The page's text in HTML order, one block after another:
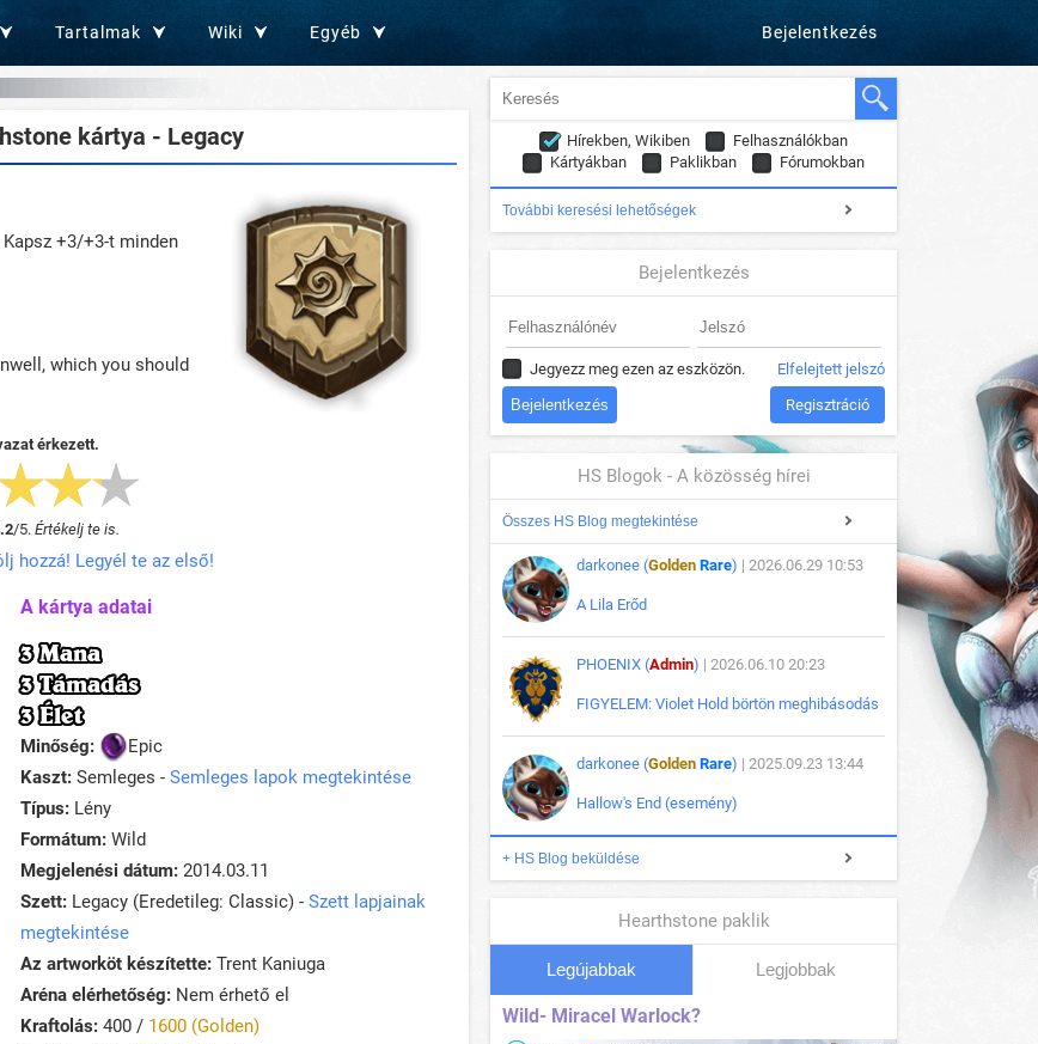
Tartalmak Wiki Egyéb Bejelentkezés
kártya - Legacy
+3/+3-t minden
which you should
érkezett.
/5. Értékelj te is.
hozzá! Legyél te az első!
A kártya adatai
3 Mana
3 Támadás
3 Élet
Minőség:
Epic
Kaszt: Semleges - Semleges lapok megtekintése
Típus: Lény
Formátum: Wild
Megjelenési dátum: 2014.03.11
Szett: Legacy (Eredetileg: Classic) - Szett lapjainak
megtekintése
Az artworköt készítette: Trent Kaniuga
Aréna elérhetőség: Nem érhető el
Kraftolás: 400 / 1600 (Golden)
Hírekben, Wikiben
Felhasználókban
Kártyákban
Paklikban Fórumokban
További keresési lehetőségek
Bejelentkezés
Jegyezz meg ezen az eszközön. Elfelejtett jelszó
Regisztráció
HS Blogok - A közösség hírei
Összes HS Blog megtekintése
darkonee (Golden Rare) | 2026.06.29 10:53
A Lila Erőd
PHOENIX (Admin) | 2026.06.10 20:23
FIGYELEM: Violet Hold börtön meghibásodás
darkonee (Golden Rare) | 2025.09.23 13:44
Hallow's End (esemény)
+ HS Blog beküldése
Hearthstone paklik
Legújabbak Legjobbak
Wild- Miracel Warlock?